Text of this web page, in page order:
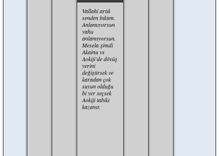
Vallahi artık
senden bıktım.
Anlamıyorsun
yahu
anlamıyorsun.
Mesela şimdi
Akainu vs
Aokiji'de dövüş
yerini
değiştirsek ve
karadan çok
suyun olduğu
bi yer seçsek
Aokiji tabiki
kazanır.